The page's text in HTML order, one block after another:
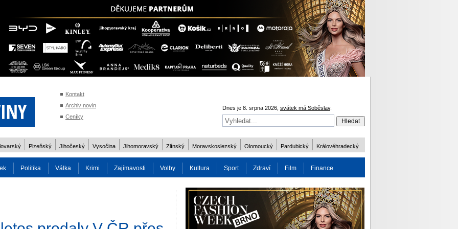
Kontakt
Archiv novin
Ceníky
Dnes je 8. srpna 2026, svátek má Soběslav.
Plzeňský Jihočeský Vysočina Jihomoravský Zlínský Moravskoslezský Olomoucký Pardubický Královéhradecký
Politika Válka Krimi Zajímavosti Volby Kultura Sport Zdraví Film Finance
Charita Osobnost Více ODM 2016